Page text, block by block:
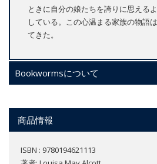
ときに自分の娘たちを誇りに思える
している。この心温まる家族の物語
てきた。
Bookwormsについて
商品情報
ISBN : 9780194621113